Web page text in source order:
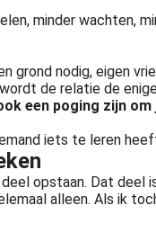
minder wachten,
nodig, eigen
de relatie de
een poging zijn
iets te leren
opstaan. Dat deel
alleen. Als ik